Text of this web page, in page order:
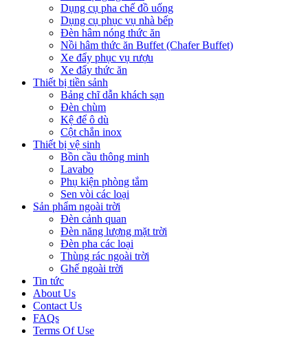
Dụng cụ pha chế đồ uống
Dụng cụ phục vụ nhà bếp
Đèn hâm nóng thức ăn
Nồi hâm thức ăn Buffet (Chafer Buffet)
Xe đẩy phục vụ rượu
Xe đẩy thức ăn
Thiết bị tiền sảnh
Bảng chĩ dẫn khách sạn
Đèn chùm
Kệ để ô dù
Cột chắn inox
Thiết bị vệ sinh
Bồn cầu thông minh
Lavabo
Phụ kiện phòng tắm
Sen vòi các loại
Sản phẩm ngoài trời
Đèn cảnh quan
Đèn năng lượng mặt trời
Đèn pha các loại
Thùng rác ngoài trời
Ghế ngoài trời
Tin tức
About Us
Contact Us
FAQs
Terms Of Use